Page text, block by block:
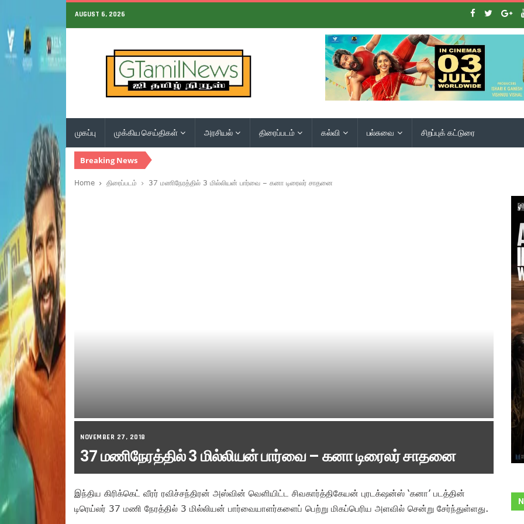
AUGUST 6, 2026
முகப்பு முக்கிய செய்திகள் அரசியல் திரைப்படம் கல்வி பல்சுவை சிறப்புக் கட்டுரை
Breaking News
Home திரைப்படம் 37 மணிநேரத்தில் 3 மில்லியன் பார்வை – கனா டிரைலர் சாதனை
NOVEMBER 27, 2018
37 மணிநேரத்தில் 3 மில்லியன் பார்வை – கனா டிரைலர் சாதனை
இந்திய கிரிக்கெட் வீரர் ரவிச்சந்திரன் அஸ்வின் வெளியிட்ட சிவகார்த்திகேயன் புரடக்‌ஷன்ஸ் ‘கனா’ படத்தின்
டிரெய்லர் 37 மணி நேரத்தில் 3 மில்லியன் பார்வையாளர்களைப் பெற்று மிகப்பெரிய அளவில் சென்று சேர்ந்துள்ளது.